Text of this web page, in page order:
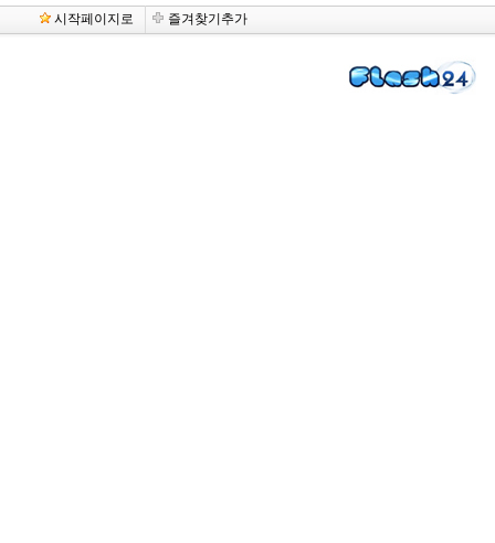
시작페이지로 즐겨찾기추가